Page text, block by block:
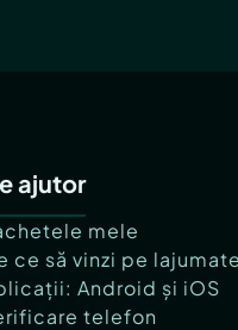
ajutor
mele
ce să vinzi pe
Android și iOS
telefon